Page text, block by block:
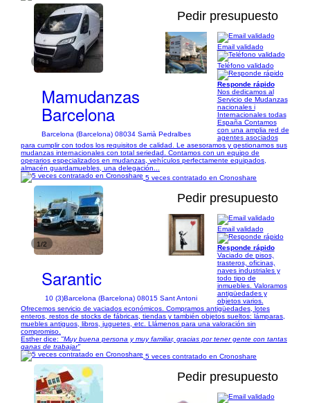
1/3
Pedir presupuesto
Mamudanzas
Barcelona
Barcelona (Barcelona) 08034 Sarrià Pedralbes
Email validado
Teléfono validado
Responde rápido
Nos dedicamos al
Servicio de Mudanzas
nacionales i
Internacionales todas
España Contamos
con una amplia red de
agentes asociados
para cumplir con todos los requisitos de calidad. Le asesoramos y gestionamos sus
mudanzas internacionales con total seriedad. Contamos con un equipo de
operarios especializados en mudanzas, vehículos perfectamente equipados,
almacén guardamuebles, una delegación...
5 veces contratado en Cronoshare
1/2
Pedir presupuesto
Sarantic
10 (3)Barcelona (Barcelona) 08015 Sant Antoni
Email validado
Responde rápido
Vaciado de pisos,
trasteros, oficinas,
naves industriales y
todo tipo de
inmuebles. Valoramos
antigüedades y
objetos varios.
Ofrecemos servicio de vaciados económicos. Compramos antigüedades, lotes
enteros, restos de stocks de fábricas, tiendas y también objetos sueltos: lámparas,
muebles antiguos, libros, juguetes, etc. Llámenos para una valoración sin
compromiso.
Esther dice: "Muy buena persona y muy familiar, gracias por tener gente con tantas
ganas de trabajar"
5 veces contratado en Cronoshare
Pedir presupuesto